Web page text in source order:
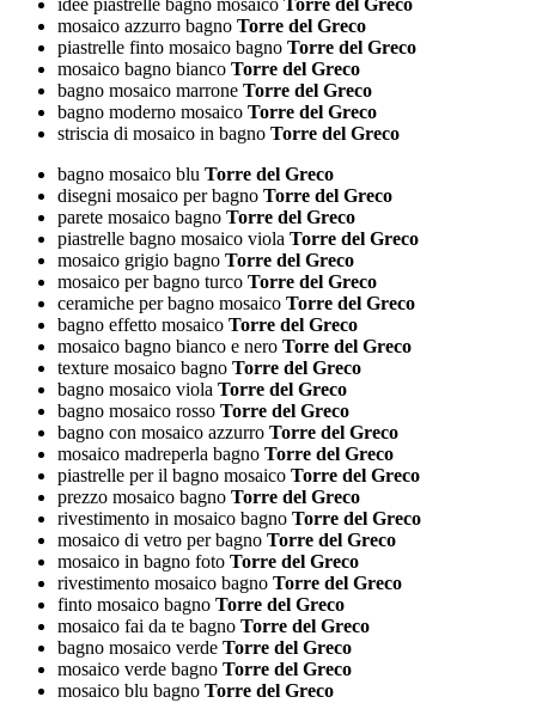
idee piastrelle bagno mosaico Torre del Greco
mosaico azzurro bagno Torre del Greco
piastrelle finto mosaico bagno Torre del Greco
mosaico bagno bianco Torre del Greco
bagno mosaico marrone Torre del Greco
bagno moderno mosaico Torre del Greco
striscia di mosaico in bagno Torre del Greco
bagno mosaico blu Torre del Greco
disegni mosaico per bagno Torre del Greco
parete mosaico bagno Torre del Greco
piastrelle bagno mosaico viola Torre del Greco
mosaico grigio bagno Torre del Greco
mosaico per bagno turco Torre del Greco
ceramiche per bagno mosaico Torre del Greco
bagno effetto mosaico Torre del Greco
mosaico bagno bianco e nero Torre del Greco
texture mosaico bagno Torre del Greco
bagno mosaico viola Torre del Greco
bagno mosaico rosso Torre del Greco
bagno con mosaico azzurro Torre del Greco
mosaico madreperla bagno Torre del Greco
piastrelle per il bagno mosaico Torre del Greco
prezzo mosaico bagno Torre del Greco
rivestimento in mosaico bagno Torre del Greco
mosaico di vetro per bagno Torre del Greco
mosaico in bagno foto Torre del Greco
rivestimento mosaico bagno Torre del Greco
finto mosaico bagno Torre del Greco
mosaico fai da te bagno Torre del Greco
bagno mosaico verde Torre del Greco
mosaico verde bagno Torre del Greco
mosaico blu bagno Torre del Greco